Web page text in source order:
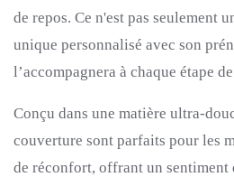
de repos. Ce n'est pas seulement
unique personnalisé avec son
l’accompagnera à chaque étape
Conçu dans une matière ultra-
couverture sont parfaits pour les
de réconfort, offrant un sentiment